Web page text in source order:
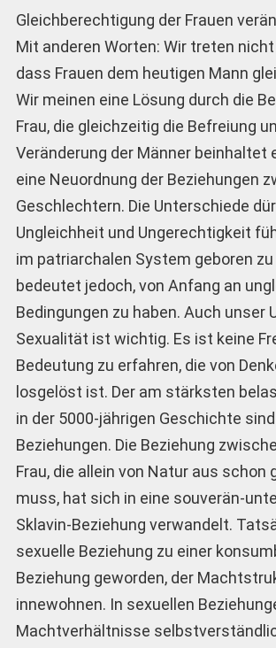
Gleichberechtigung der Frauen
Mit anderen Worten: Wir treten
dass Frauen dem heutigen Mann
Wir meinen eine Lösung durch die
Frau, die gleichzeitig die Befreiung
Veränderung der Männer beinhaltet
eine Neuordnung der Beziehungen
Geschlechtern. Die Unterschiede
Ungleichheit und Ungerechtigkeit
im patriarchalen System geboren
bedeutet jedoch, von Anfang an
Bedingungen zu haben. Auch unser
Sexualität ist wichtig. Es ist keine
Bedeutung zu erfahren, die von
losgelöst ist. Der am stärksten
in der 5000-jährigen Geschichte
Beziehungen. Die Beziehung
Frau, die allein von Natur aus schon
muss, hat sich in eine souverän-
Sklavin-Beziehung verwandelt.
sexuelle Beziehung zu einer
Beziehung geworden, der
innewohnen. In sexuellen
Machtverhältnisse